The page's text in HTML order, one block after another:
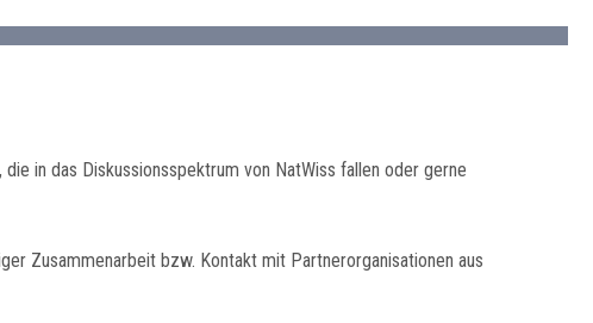
in das Diskussionsspektrum von NatWiss fallen oder gerne
Zusammenarbeit bzw. Kontakt mit Partnerorganisationen aus